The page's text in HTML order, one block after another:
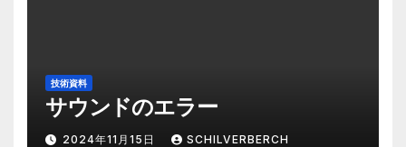
技術資料
サウンドのエラー
2024年11月15日 SCHILVERBERCH